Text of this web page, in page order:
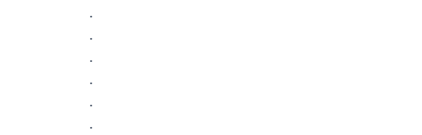
.
.
.
.
.
.